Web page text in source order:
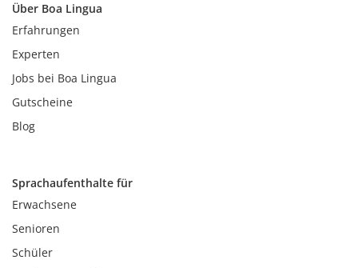
Über Boa Lingua
Erfahrungen
Experten
Jobs bei Boa Lingua
Gutscheine
Blog
Sprachaufenthalte für
Erwachsene
Senioren
Schüler